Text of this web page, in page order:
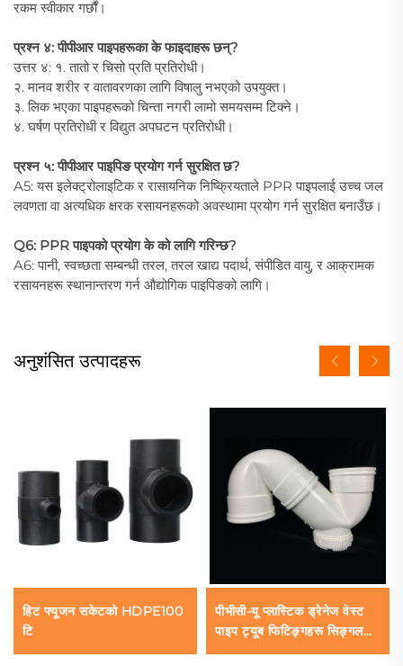
रकम स्वीकार गर्छौं।
प्रश्न ४: पीपीआर पाइपहरूका के फाइदाहरू छन्?
उत्तर ४: १. तातो र चिसो प्रति प्रतिरोधी।
२. मानव शरीर र वातावरणका लागि विषालु नभएको उपयुक्त।
३. लिक भएका पाइपहरूको चिन्ता नगरी लामो समयसम्म टिक्ने।
४. घर्षण प्रतिरोधी र विद्युत अपघटन प्रतिरोधी।
प्रश्न ५: पीपीआर पाइपिङ प्रयोग गर्न सुरक्षित छ?
A5: यस इलेक्ट्रोलाइटिक र रासायनिक निष्क्रियताले PPR पाइपलाई उच्च जल
लवणता वा अत्यधिक क्षरक रसायनहरूको अवस्थामा प्रयोग गर्न सुरक्षित बनाउँछ।
Q6: PPR पाइपको प्रयोग के को लागि गरिन्छ?
A6: पानी, स्वच्छता सम्बन्धी तरल, तरल खाद्य पदार्थ, संपीडित वायु, र आक्रामक
रसायनहरू स्थानान्तरण गर्न औद्योगिक पाइपिङको लागि।
अनुशंसित उत्पादहरू
हिट फ्यूजन सकेटको HDPE100
टि
पीभीसी-यू प्लास्टिक ड्रेनेज वेस्ट
पाइप ट्यूब फिटिङ्गहरू सिङ्गल
सकेट ट्र्याप ओइएम